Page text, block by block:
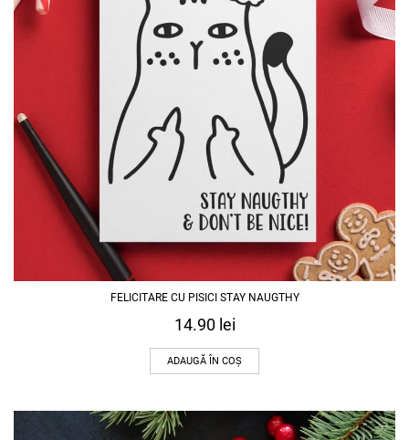
FELICITARE CU PISICI STAY NAUGTHY
14.90 lei
ADAUGĂ ÎN COȘ